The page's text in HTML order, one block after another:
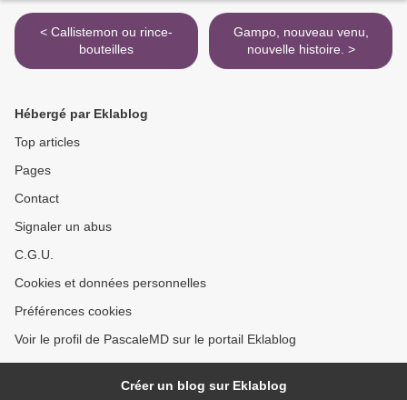
< Callistemon ou rince-
bouteilles
Gampo, nouveau venu,
nouvelle histoire. >
Hébergé par Eklablog
Top articles
Pages
Contact
Signaler un abus
C.G.U.
Cookies et données personnelles
Préférences cookies
Voir le profil de PascaleMD sur le portail Eklablog
Créer un blog sur Eklablog